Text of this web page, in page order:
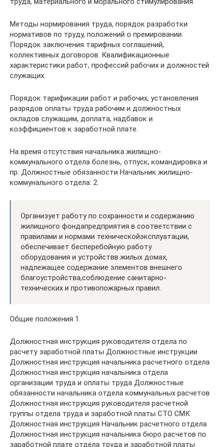
Методы нормирования труда, порядок разработки
нормативов по труду, положений о премировании.
Порядок заключения тарифных соглашений,
коллективных договоров. Квалификационные
характеристики работ, профессий рабочих и должностей
служащих.
Порядок тарификации работ и рабочих, установления
разрядов оплаты труда рабочим и должностных
окладов служащим, доплата, надбавок и
коэффициентов к заработной плате.
На время отсутствия начальника жилищно-
коммунального отдела болезнь, отпуск, командировка и
пр. Должностные обязанности Начальник жилищно-
коммунального отдела: 2.
Организует работу по сохранности и содержанию
жилищного фондапредприятия в соответствии с
правилами и нормами техническойэксплуатации,
обеспечивает бесперебойную работу
оборудования и устройствв жилых домах,
надлежащее содержание элементов внешнего
благоустройства,соблюдение санитарно-
технических и противопожарных правил.
Общие положения 1.
Должностная инструкция руководителя отдела по
расчету заработной платы Должностные инструкции
Должностная инструкция начальника расчетного отдела
Должностная инструкция начальника отдела
организации труда и оплаты труда Должностные
обязанности начальника отдела коммунальных расчетов
Должностная инструкция руководителя расчетной
группы отдела труда и заработной платы СТО СМК
Должностная инструкция Начальник расчетного отдела
Должностная инструкция начальника бюро расчетов по
заработной плате отдела труда и заработной платы